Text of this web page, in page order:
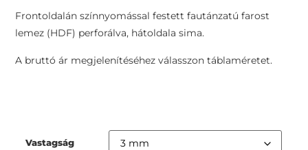
Frontoldalán színnyomással festett fautánzatú farost
lemez (HDF) perforálva, hátoldala sima.
A bruttó ár megjelenítéséhez válasszon táblaméretet.
Vastagság